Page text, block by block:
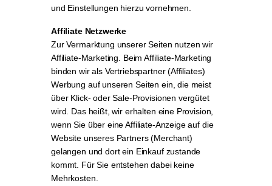
und Einstellungen hierzu vornehmen.
Affiliate Netzwerke
Zur Vermarktung unserer Seiten nutzen wir
Affiliate-Marketing. Beim Affiliate-Marketing
binden wir als Vertriebspartner (Affiliates)
Werbung auf unseren Seiten ein, die meist
über Klick- oder Sale-Provisionen vergütet
wird. Das heißt, wir erhalten eine Provision,
wenn Sie über eine Affiliate-Anzeige auf die
Website unseres Partners (Merchant)
gelangen und dort ein Einkauf zustande
kommt. Für Sie entstehen dabei keine
Mehrkosten.